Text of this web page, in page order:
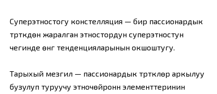
Суперэтностогу констелляция — бир пассионардык
түрткүдөн жаралган этностордун суперэтностун
чегинде өнүгүү тенденцияларынын окшоштугу.
Тарыхый мезгил — пассионардык түрткүлөр аркылуу
бузулуп туруучу этночөйронүн элементтеринин